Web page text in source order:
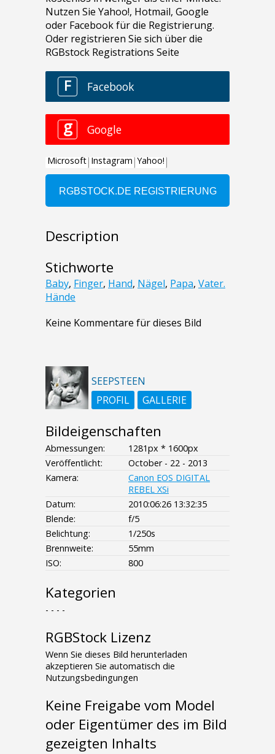
Description
Stichworte
Baby, Finger, Hand, Nägel, Papa, Vater.
Hände
Keine Kommentare für dieses Bild
SEEPSTEEN
PROFIL
GALLERIE
Bildeigenschaften
Abmessungen:
1281px * 1600px
Veröffentlicht:
October - 22 - 2013
Kamera:
Canon EOS DIGITAL
REBEL XSi
Datum:
2010:06:26 13:32:35
Blende:
f/5
Belichtung:
1/250s
Brennweite:
55mm
ISO:
800
Kategorien
- - - -
RGBStock Lizenz
Wenn Sie dieses Bild herunterladen
akzeptieren Sie automatisch die
Nutzungsbedingungen
Keine Freigabe vom Model
oder Eigentümer des im Bild
gezeigten Inhalts